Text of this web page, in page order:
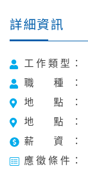
詳細資訊
工作類型
職 種
地 點
地 點
薪 資
應徵條件